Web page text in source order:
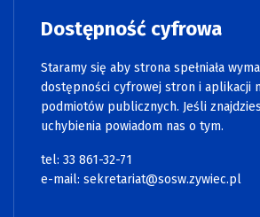
Dostępność cyfrowa
Staramy się aby strona spełniała
dostępności cyfrowej stron i aplikacji
podmiotów publicznych. Jeśli
uchybienia powiadom nas o tym.
tel: 33 861-32-71
e-mail: sekretariat@sosw.zywiec.pl